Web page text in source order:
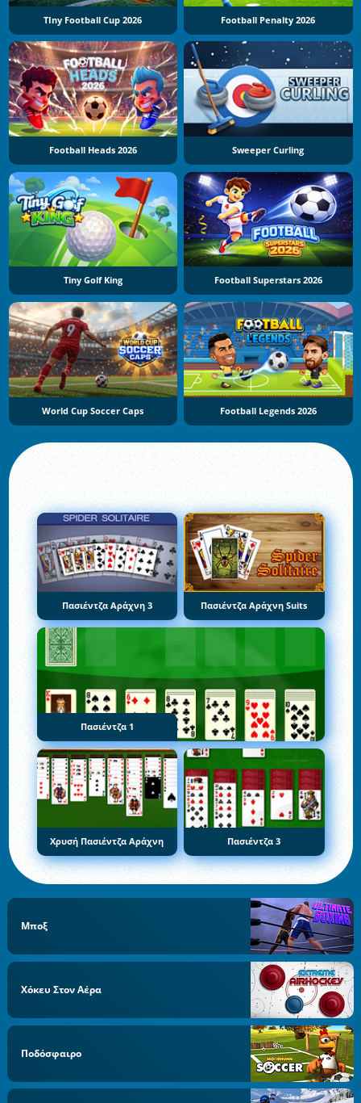
TIny Football Cup 2026 Football Penalty 2026
Football Heads 2026 Sweeper Curling
Tiny Golf King Football Superstars 2026
World Cup Soccer Caps Football Legends 2026
Πασιέντζα Αράχνη 3 Πασιέντζα Αράχνη Suits
Πασιέντζα 1
Χρυσή Πασιέντζα Αράχνη Πασιέντζα 3
Μποξ
Χόκευ Στον Αέρα
Ποδόσφαιρο